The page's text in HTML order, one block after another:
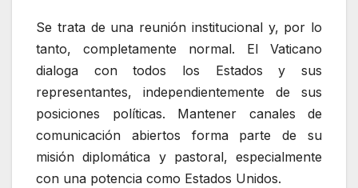
Se trata de una reunión institucional y, por lo
tanto, completamente normal. El Vaticano
dialoga con todos los Estados y sus
representantes, independientemente de sus
posiciones políticas. Mantener canales de
comunicación abiertos forma parte de su
misión diplomática y pastoral, especialmente
con una potencia como Estados Unidos.